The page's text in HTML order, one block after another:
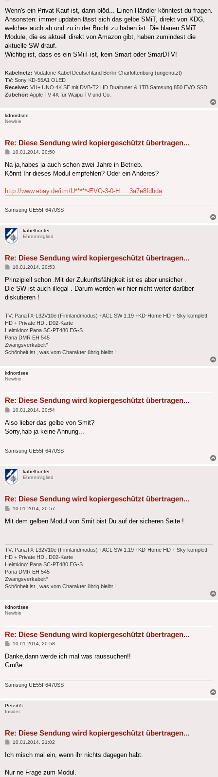
Wenn's ein Privat Kauf ist, dann blöd... Einen Händler könntest du fragen.
Ansonsten: immer updaten lässt sich das gelbe SMiT, direkt von KDG,
welches auch ab und zu in der Bucht zu haben ist. Die blauen SMiT
Module, die es aktuell direkt von Amazon gibt, haben zumindest die
aktuelle SW drauf.
Wichtig ist, dass es ein SMiT ist, kein Smart oder SmarDTV!
Kabelnetz: Vodafone Kabel Deutschland Berlin-Charlottenburg (ungenutzt)
TV: Sony KD-55A1 OLED
Receiver: VU+ UNO 4K SE mit DVB-T2 HD Dualtuner & 1TB Samsung 850 EVO SSD
Zubehör: Apple TV 4K für Waipu TV und Co.
kdnordsee
Newbie
Re: Diese Sendung wird kopiergeschützt übertragen...
Beitrag
10.01.2014, 20:50
Na ja,habes ja auch schon zwei Jahre in Betrieb.
Könnt Ihr dieses Modul empfehlen? Oder ein Anderes?
http://www.ebay.de/itm/U*****-EVO-3-0-H ... 3a7e8fdbda
Samsung UE55F6470SS
kabelhunter
Ehrenmitglied
Re: Diese Sendung wird kopiergeschützt übertragen...
Beitrag
10.01.2014, 20:53
Prinzipiell schon .Mit der Zukunftsfähigkeit ist es aber unsicher .
Die SW ist auch illegal . Darum werden wir hier nicht weiter darüber
diskutieren !
TV: PanaTX-L32V10e (Finnlandmodus) +ACL SW 1.19 +KD-Home HD + Sky komplett
HD + Private HD . D02-Karte
Heimkino: Pana SC-PT480 EG-S
Pana DMR EH 545
Zwangsverkabelt^
Schönheit ist , was vom Charakter übrig bleibt !
kdnordsee
Newbie
Re: Diese Sendung wird kopiergeschützt übertragen...
Beitrag
10.01.2014, 20:54
Also lieber das gelbe von Smit?
Sorry,hab ja keine Ahnung...
Samsung UE55F6470SS
kabelhunter
Ehrenmitglied
Re: Diese Sendung wird kopiergeschützt übertragen...
Beitrag
10.01.2014, 20:57
Mit dem gelben Modul von Smit bist Du auf der sicheren Seite !
TV: PanaTX-L32V10e (Finnlandmodus) +ACL SW 1.19 +KD-Home HD + Sky komplett
HD + Private HD . D02-Karte
Heimkino: Pana SC-PT480 EG-S
Pana DMR EH 545
Zwangsverkabelt^
Schönheit ist , was vom Charakter übrig bleibt !
kdnordsee
Newbie
Re: Diese Sendung wird kopiergeschützt übertragen...
Beitrag
10.01.2014, 20:58
Danke,dann werde ich mal was raussuchen!!
Grüße
Samsung UE55F6470SS
Peter65
Insider
Re: Diese Sendung wird kopiergeschützt übertragen...
Beitrag
10.01.2014, 21:02
Ich misch mal ein, wenn ihr nichts dagegen habt.
Nur ne Frage zum Modul.